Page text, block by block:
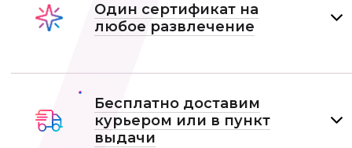
Один сертификат на
любое развлечение
Бесплатно доставим
курьером или в пункт
выдачи